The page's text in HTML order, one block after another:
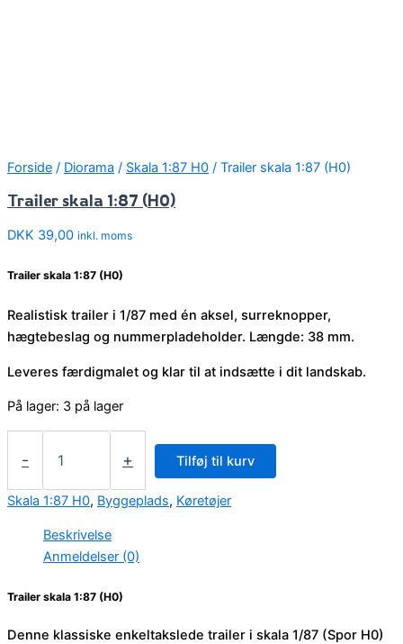
Forside / Diorama / Skala 1:87 H0 / Trailer skala 1:87 (H0)
Trailer skala 1:87 (H0)
DKK 39,00 inkl. moms
Trailer skala 1:87 (H0)
Realistisk trailer i 1/87 med én aksel, surreknopper,
hægtebeslag og nummerpladeholder. Længde: 38 mm.
Leveres færdigmalet og klar til at indsætte i dit landskab.
På lager: 3 på lager
-
skala
(H0)
antal
+ Tilføj til kurv
Skala 1:87 H0, Byggeplads, Køretøjer
Beskrivelse
Anmeldelser (0)
Trailer skala 1:87 (H0)
Denne klassiske enkeltakslede trailer i skala 1/87 (Spor H0)